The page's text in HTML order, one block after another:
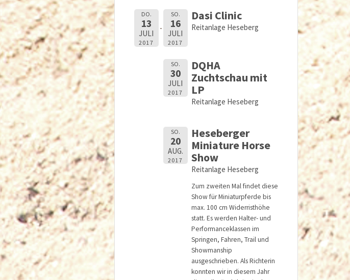
DO.
13
JULI
2017
SO.
16
JULI
2017
Dasi Clinic
Reitanlage Heseberg
SO.
30
JULI
2017
DQHA
Zuchtschau mit
LP
Reitanlage Heseberg
SO.
20
AUG.
2017
Heseberger
Miniature Horse
Show
Reitanlage Heseberg
Zum zweiten Mal findet diese
Show für Miniaturpferde bis
max. 100 cm Widerristhöhe
statt. Es werden Halter- und
Performanceklassen im
Springen, Fahren, Trail und
Showmanship
ausgeschrieben. Als Richterin
konnten wir in diesem Jahr